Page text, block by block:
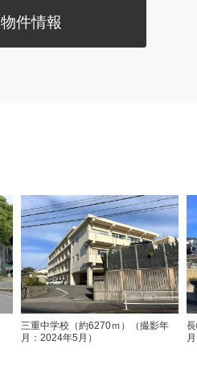
物件情報
三重中学校（約6270ｍ）（撮影年
月：2024年5月）